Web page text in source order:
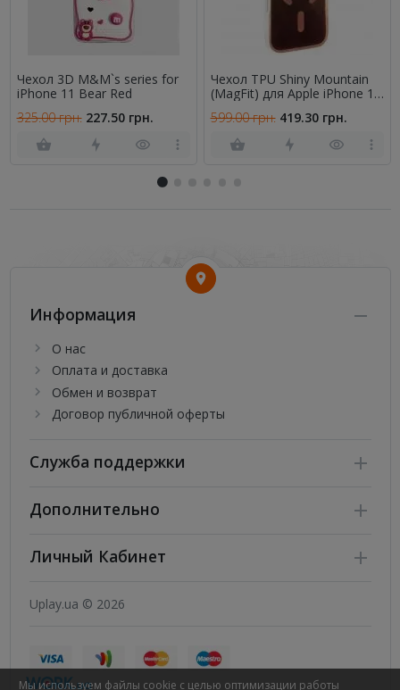
Чехол 3D M&M`s series for
iPhone 11 Bear Red
325.00 грн. 227.50 грн.
Чехол TPU Shiny Mountain
(MagFit) для Apple iPhone 17
599.00 грн. 419.30 грн.
Информация
О нас
Оплата и доставка
Обмен и возврат
Договор публичной оферты
Служба поддержки
Дополнительно
Личный Кабинет
Uplay.ua © 2026
Мы используем файлы cookie с целью оптимизации работы